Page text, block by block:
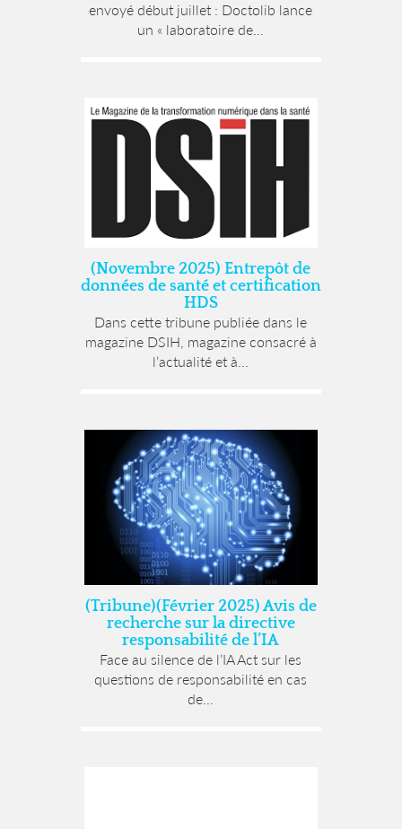
envoyé début juillet : Doctolib lance
un « laboratoire de...
(Novembre 2025) Entrepôt de
données de santé et certification
HDS
Dans cette tribune publiée dans le
magazine DSIH, magazine consacré à
l’actualité et à...
(Tribune)(Février 2025) Avis de
recherche sur la directive
responsabilité de l’IA
Face au silence de l’IA Act sur les
questions de responsabilité en cas
de...